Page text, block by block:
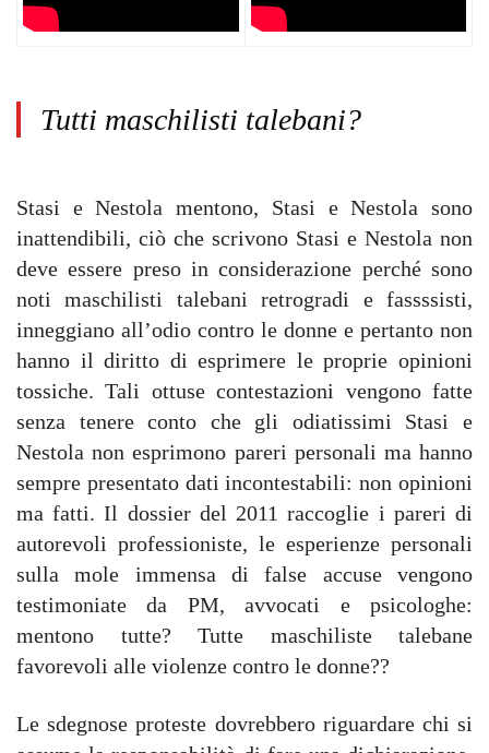
Tutti maschilisti talebani?
Stasi e Nestola mentono, Stasi e Nestola sono
inattendibili, ciò che scrivono Stasi e Nestola non
deve essere preso in considerazione perché sono
noti maschilisti talebani retrogradi e fassssisti,
inneggiano all’odio contro le donne e pertanto non
hanno il diritto di esprimere le proprie opinioni
tossiche. Tali ottuse contestazioni vengono fatte
senza tenere conto che gli odiatissimi Stasi e
Nestola non esprimono pareri personali ma hanno
sempre presentato dati incontestabili: non opinioni
ma fatti. Il dossier del 2011 raccoglie i pareri di
autorevoli professioniste, le esperienze personali
sulla mole immensa di false accuse vengono
testimoniate da PM, avvocati e psicologhe:
mentono tutte? Tutte maschiliste talebane
favorevoli alle violenze contro le donne??
Le sdegnose proteste dovrebbero riguardare chi si